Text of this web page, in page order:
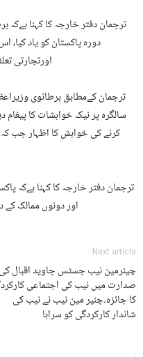
دورہ پاکستان کو یاد
اورتجارتی
سالگرہ پر نیک خواہشات کا پیغام
کرنے کی خواہش کا اظہار جب
ترجمان دفتر خارجہ کا کہنا ہےکہ
اور دونوں ممالک
Next article
چیئرمین نیب جسٹس جاوید اقبال کی
صدارت میں نیب کی اجتماعی
کا جائزہ۔چئیر مین نیب نے نیب کی
شاندار کارکردگی کو سراہا